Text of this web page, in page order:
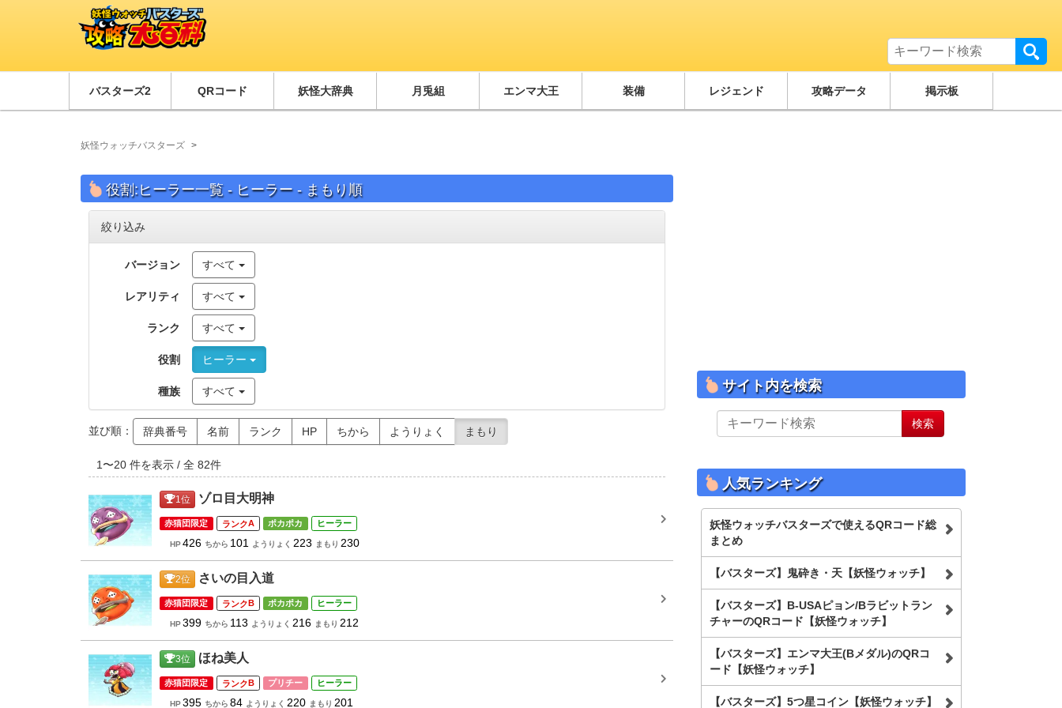
バスターズ2 QRコード 妖怪大辞典 月兎組 エンマ大王 装備 レジェンド 攻略データ 掲示板
妖怪ウォッチバスターズ
役割:ヒーラー一覧 - ヒーラー - まもり順
絞り込み
バージョン すべて
レアリティ すべて
ランク すべて
役割 ヒーラー
種族 すべて
並び順： 辞典番号 名前 ランク HP ちから ようりょく まもり
1 〜20 件を表示 / 全 82件
1位 ゾロ目大明神
赤猫団限定 A ポカポカ ヒーラー
HP426 ちから 101 ようりょく 223 まもり 230
2位 さいの目入道
赤猫団限定 B ポカポカ ヒーラー
HP399 ちから 113 ようりょく 216 まもり 212
3位 ほね美人
赤猫団限定 B プリチー ヒーラー
HP395 ちから 84 ようりょく 220 まもり 201
サイト内を検索
イ
を
検
索
検索
人気ランキング
妖怪ウォッチバスターズで使えるQRコード総
まとめ
【バスターズ】鬼砕き・天【妖怪ウォッチ】
【バスターズ】B-USAピョン/Bラビットラン
チャーのQRコード【妖怪ウォッチ】
【バスターズ】エンマ大王(Bメダル)のQRコ
ード【妖怪ウォッチ】
【バスターズ】5つ星コイン【妖怪ウォッチ】